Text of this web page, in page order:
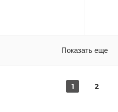
Показать еще
1 2